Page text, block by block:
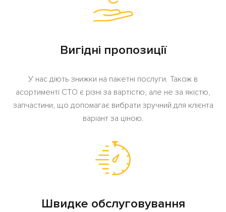
Вигідні пропозиції
У нас діють знижки на пакетні послуги. Також в
асортименті СТО є різні за вартістю, але не за якістю,
запчастини, що допомагає вибрати зручний для клієнта
варіант за ціною.
Швидке обслуговування